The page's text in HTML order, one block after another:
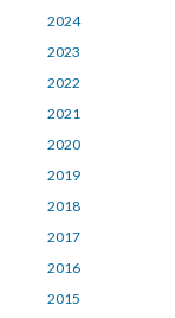
2024
2023
2022
2021
2020
2019
2018
2017
2016
2015